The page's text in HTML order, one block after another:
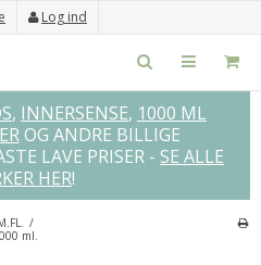
Log ind
, INNERSENSE, 1000 ML
OG ANDRE BILLIGE
LAVE PRISER - SE ALLE
HER!
/
ml.